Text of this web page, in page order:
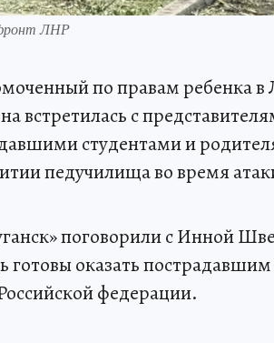
ЛНР
по правам ребенка
встретилась с
студентами и
педучилища во время
поговорили с Инной
оказать
федерации.